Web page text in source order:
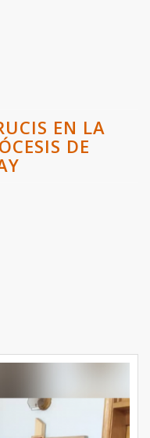
EN LA
DE